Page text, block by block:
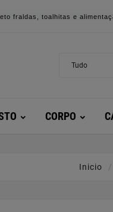
fraldas, toalhitas e
CORPO
Inicio